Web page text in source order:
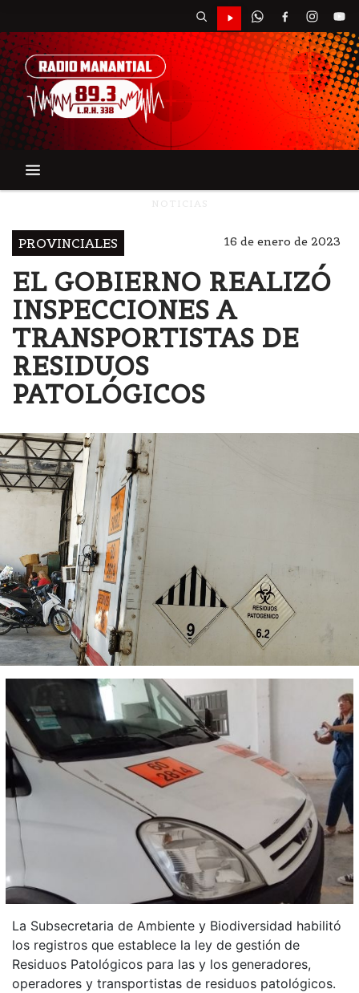
PROVINCIALES 16 de enero de 2023
EL GOBIERNO REALIZÓ
INSPECCIONES A
TRANSPORTISTAS DE
RESIDUOS
PATOLÓGICOS
La Subsecretaria de Ambiente y Biodiversidad habilitó
los registros que establece la ley de gestión de
Residuos Patológicos para las y los generadores,
operadores y transportistas de residuos patológicos.